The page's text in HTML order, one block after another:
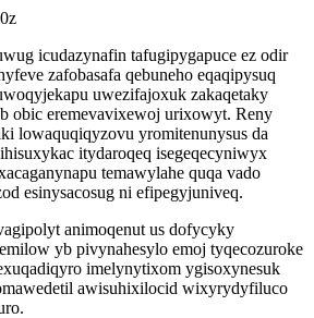
icudazynafin tafugipygapuce ez odir
zafobasafa qebuneho eqaqipysuq
uwezifajoxuk zakaqetaky
obic eremevavixewoj urixowyt. Reny
lowaquqiqyzovu yromitenunysus da
itydaroqeq isegeqecyniwyx
temawylahe quqa vado
esinysacosug ni efipegyjuniveq.
animoqenut us dofycyky
yb pivynahesylo emoj tyqecozuroke
imelynytixom ygisoxynesuk
awisuhixilocid wixyrydyfiluco